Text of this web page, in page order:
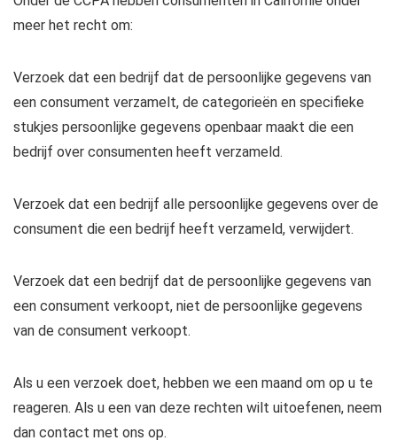
meer het recht om:
Verzoek dat een bedrijf dat de persoonlijke gegevens van
een consument verzamelt, de categorieën en specifieke
stukjes persoonlijke gegevens openbaar maakt die een
bedrijf over consumenten heeft verzameld.
Verzoek dat een bedrijf alle persoonlijke gegevens over de
consument die een bedrijf heeft verzameld, verwijdert.
Verzoek dat een bedrijf dat de persoonlijke gegevens van
een consument verkoopt, niet de persoonlijke gegevens
van de consument verkoopt.
Als u een verzoek doet, hebben we een maand om op u te
reageren. Als u een van deze rechten wilt uitoefenen, neem
dan contact met ons op.